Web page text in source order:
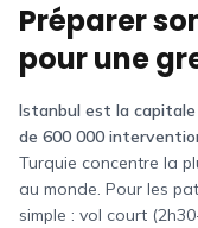
Préparer
pour une
Istanbul est la capitale
de 600 000
Turquie concentre la
au monde. Pour les
simple : vol court